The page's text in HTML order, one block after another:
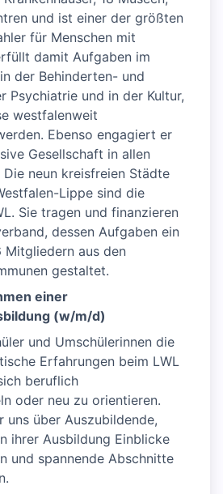
und ist einer der größten
für Menschen mit
damit Aufgaben im
der Behinderten- und
Psychiatrie und in der Kultur,
westfalenweit
Ebenso engagiert er
Gesellschaft in allen
Die neun kreisfreien Städte
Lippe sind die
Sie tragen und finanzieren
dessen Aufgaben ein
Mitgliedern aus den
gestaltet.
einer
(w/m/d)
und Umschülerinnen die
Erfahrungen beim LWL
beruflich
oder neu zu orientieren.
uns über Auszubildende,
ihrer Ausbildung Einblicke
und spannende Abschnitte